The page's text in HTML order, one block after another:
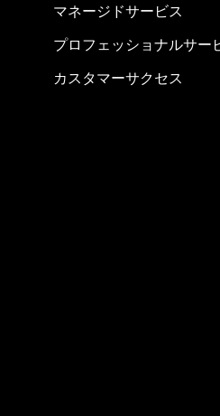
マネージドサービス
プロフェッショナルサー
カスタマーサクセス